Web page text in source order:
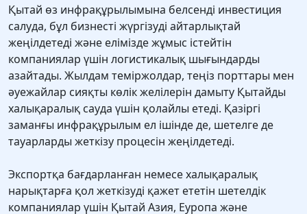
Қытай өз инфрақұрылымына белсенді инвестиция
салуда, бұл бизнесті жүргізуді айтарлықтай
жеңілдетеді және елімізде жұмыс істейтін
компаниялар үшін логистикалық шығындарды
азайтады. Жылдам теміржолдар, теңіз порттары мен
әуежайлар сияқты көлік желілерін дамыту Қытайды
халықаралық сауда үшін қолайлы етеді. Қазіргі
заманғы инфрақұрылым ел ішінде де, шетелге де
тауарларды жеткізу процесін жеңілдетеді.
Экспортқа бағдарланған немесе халықаралық
нарықтарға қол жеткізуді қажет ететін шетелдік
компаниялар үшін Қытай Азия, Еуропа және